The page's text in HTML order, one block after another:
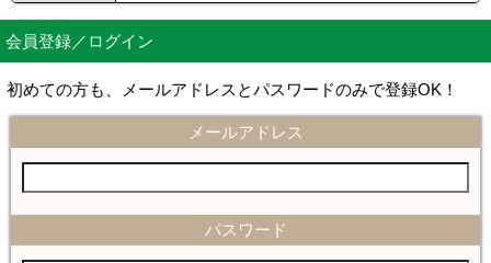
会員登録／ログイン
初めての方も、メールアドレスとパスワードのみで登録OK！
メールアドレス
パスワード